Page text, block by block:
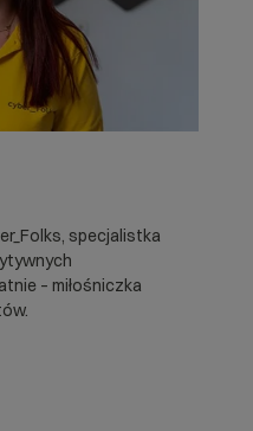
specjalistka
– miłośniczka